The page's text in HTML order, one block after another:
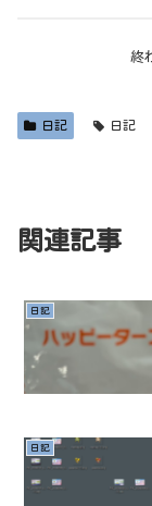
終
日記 日記
関連記事
日記
日記